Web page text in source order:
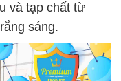
và tạp chất từ
sáng.